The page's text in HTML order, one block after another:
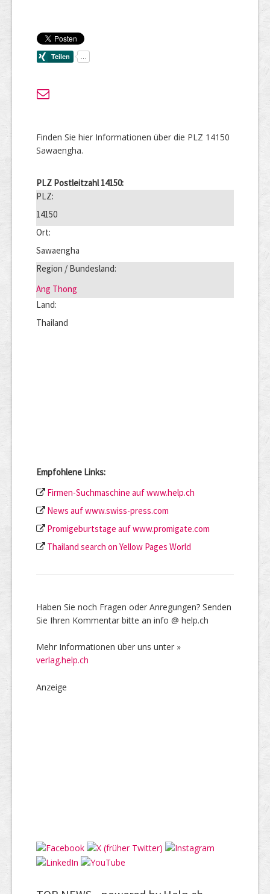
Finden Sie hier Informationen über die PLZ 14150
Sawaengha.
PLZ Postleitzahl 14150:
PLZ:
14150
Ort:
Sawaengha
Region / Bundesland:
Ang Thong
Land:
Thailand
Empfohlene Links:
Firmen-Suchmaschine auf www.help.ch
News auf www.swiss-press.com
Promigeburtstage auf www.promigate.com
Thailand search on Yellow Pages World
Haben Sie noch Fragen oder Anregungen? Senden
Sie Ihren Kommentar bitte an info @ help.ch
Mehr Informationen über uns unter »
verlag.help.ch
Anzeige